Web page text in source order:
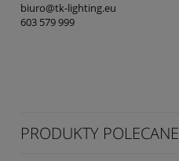
biuro@tk-lighting.eu
603 579 999
PRODUKTY POLECANE